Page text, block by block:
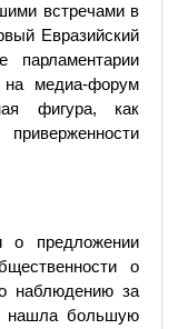
встречами в
Евразийский
парламентарии
на медиа-форум
фигура, как
о предложении
о
наблюдению за
нашла большую